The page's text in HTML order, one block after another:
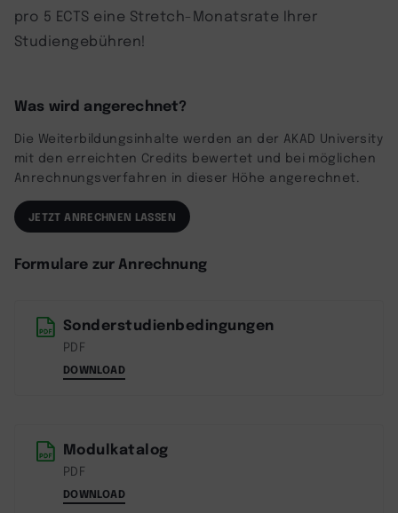
pro 5 ECTS eine Stretch-Monatsrate Ihrer
Studiengebühren!
Was wird angerechnet?
Die Weiterbildungsinhalte werden an der AKAD University
mit den erreichten Credits bewertet und bei möglichen
Anrechnungsverfahren in dieser Höhe angerechnet.
JETZT ANRECHNEN LASSEN
Formulare zur Anrechnung
Sonderstudienbedingungen
PDF
DOWNLOAD
Modulkatalog
PDF
DOWNLOAD